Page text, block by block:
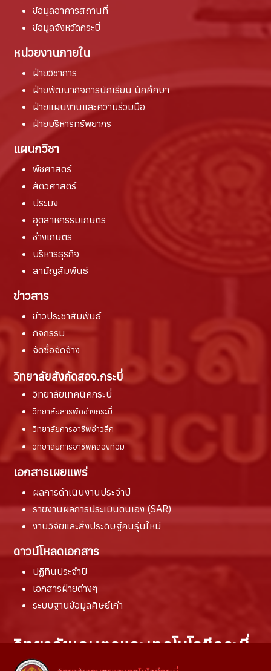
ข้อมูลอาคารสถานที่
ข้อมูลจังหวัดกระบี่
หน่วยงานภายใน
ฝ่ายวิชาการ
ฝ่ายพัฒนากิจการนักเรียน นักศึกษา
ฝ่ายแผนงานและความร่วมมือ
ฝ่ายบริหารทรัพยากร
แผนกวิชา
พืชศาสตร์
สัตวศาสตร์
ประมง
อุตสาหกรรมเกษตร
ช่างเกษตร
บริหารธุรกิจ
สามัญสัมพันธ์
ข่าวสาร
ข่าวประชาสัมพันธ์
กิจกรรม
จัดซื้อจัดจ้าง
วิทยาลัยสังกัดสอจ.กระบี่
วิทยาลัยเทคนิคกระบี่
วิทยาลัยสารพัดช่างกระบี่
วิทยาลัยการอาชีพอ่าวลึก
วิทยาลัยการอาชีพคลองท่อม
เอกสารเผยแพร่
ผลการดำเนินงานประจำปี
รายงานผลการประเมินตนเอง (SAR)
งานวิจัยและสิ่งประดิษฐ์คนรุ่นใหม่
ดาวน์โหลดเอกสาร
ปฏิทินประจำปี
เอกสารฝ่ายต่างๆ
ระบบฐานข้อมูลศิษย์เก่า
วิทยาลัยเกษตรและเทคโนโลยีกระบี่